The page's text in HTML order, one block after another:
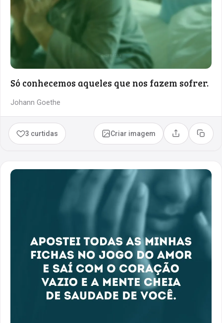
Só conhecemos aqueles que nos fazem sofrer.
Johann Goethe
3 curtidas Criar imagem Compartilhar
Copiar